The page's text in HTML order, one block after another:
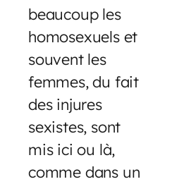
beaucoup les
homosexuels et
souvent les
femmes, du fait
des injures
sexistes, sont
mis ici ou là,
comme dans un